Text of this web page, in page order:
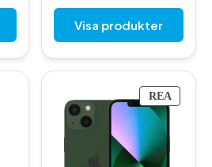
Visa produkter
REAP
R